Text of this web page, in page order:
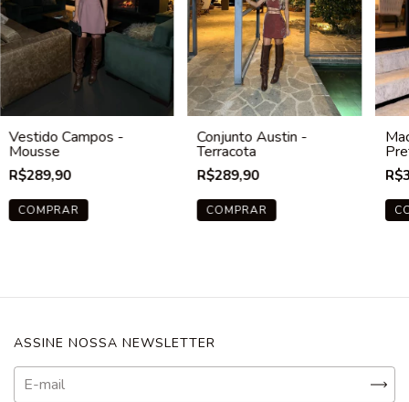
Vestido Campos -
Mousse
R$289,90
COMPRAR
Conjunto Austin -
Terracota
R$289,90
COMPRAR
ASSINE NOSSA NEWSLETTER